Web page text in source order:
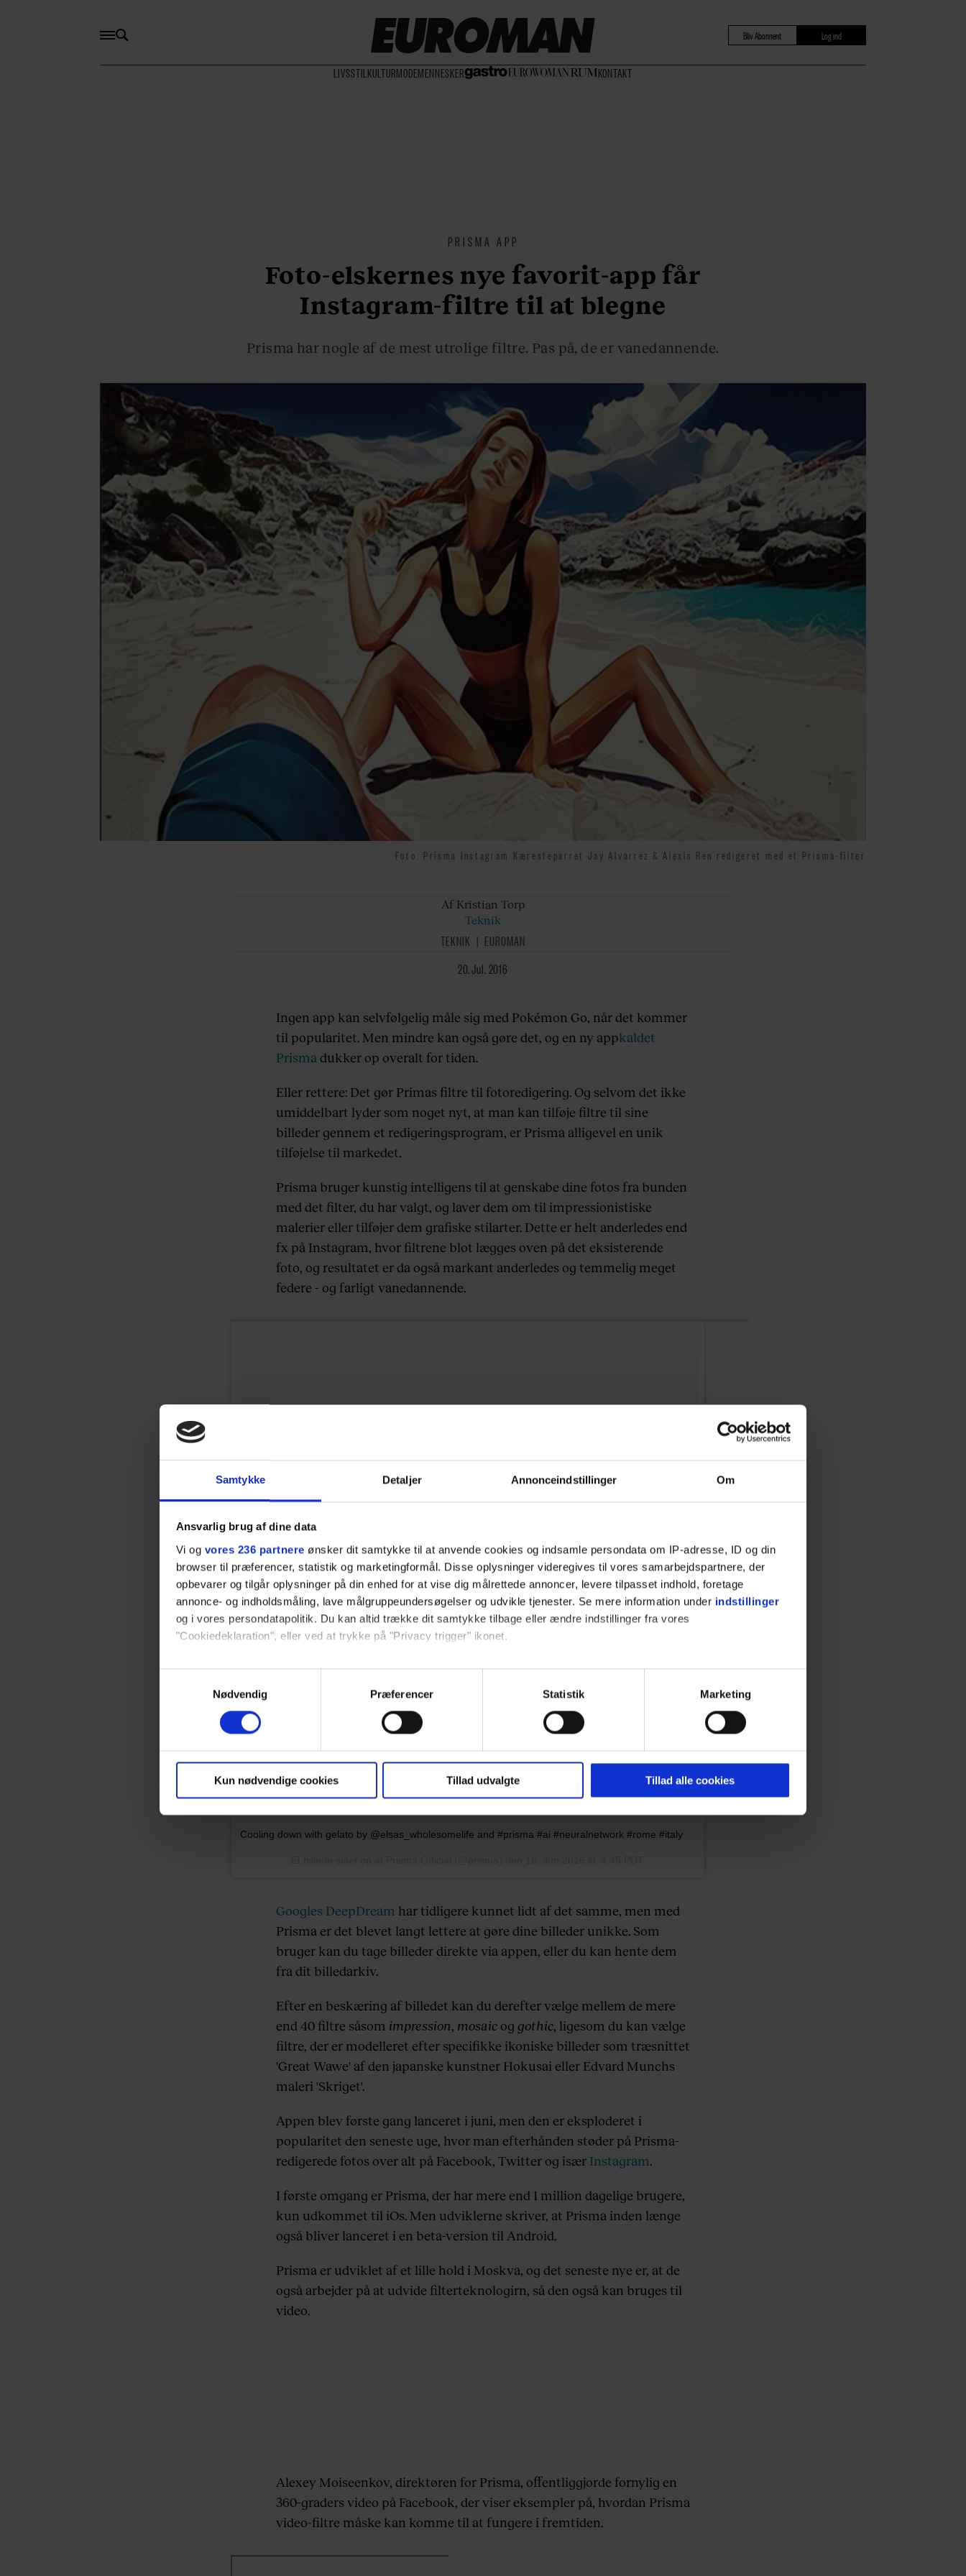
Samtykke Detaljer Annonceindstillinger Om
Ansvarlig brug af dine data
Vi og vores 236 partnere ønsker dit samtykke til at anvende cookies og indsamle persondata om IP-adresse, ID og din
browser til præferencer, statistik og marketingformål. Disse oplysninger videregives til vores samarbejdspartnere, der
opbevarer og tilgår oplysninger på din enhed for at vise dig målrettede annoncer, levere tilpasset indhold, foretage
annonce- og indholdsmåling, lave målgruppeundersøgelser og udvikle tjenester. Se mere information under indstillinger
og i vores persondatapolitik. Du kan altid trække dit samtykke tilbage eller ændre indstillinger fra vores
"Cookiedeklaration", eller ved at trykke på "Privacy trigger" ikonet.
Dine valg anvendes på hele websitet.
Vi ønsker dit samtykke til at indsamle og bruge data for at kunne levere og finansiere relevant journalistisk indhold til dig.
markedsføring, så vi kan optimere vores reklametiltag på sociale medier og til at vise dig funktioner i forbindelse med
Du kan til enhver tid trække dit samtykke tilbage via linket, du finder i vores cookiepolitik. Du kan læse mere om vores
Nødvendig
Præferencer Statistik Marketing
Kun nødvendige cookies Tillad udvalgte Tillad alle cookies
LIVSSTIL KULTURMODEMENNESKER KONTAKT
Bliv Abonnent Log ind
PRISMA APP
Foto-elskernes nye favorit-app får
Instagram-filtre til at blegne
Prisma har nogle af de mest utrolige filtre. Pas på, de er vanedannende.
Foto: Prisma Instagram Kæresteparret Jay Alvarrez & Alexis Ren redigeret med et Prisma-filter
Af Kristian Torp
Teknik
TEKNIK
EUROMAN
20. Jul. 2016
Ingen app kan selvfølgelig måle sig med Pokémon Go, når det kommer
til popularitet. Men mindre kan også gøre det, og en ny appkaldet
Prisma dukker op overalt for tiden.
Eller rettere: Det gør Primas filtre til fotoredigering. Og selvom det ikke
umiddelbart lyder som noget nyt, at man kan tilføje filtre til sine
billeder gennem et redigeringsprogram, er Prisma alligevel en unik
tilføjelse til markedet.
Prisma bruger kunstig intelligens til at genskabe dine fotos fra bunden
med det filter, du har valgt, og laver dem om til impressionistiske
malerier eller tilføjer dem grafiske stilarter. Dette er helt anderledes end
fx på Instagram, hvor filtrene blot lægges oven på det eksisterende
foto, og resultatet er da også markant anderledes og temmelig meget
federe - og farligt vanedannende.
Cooling down with gelato by @elsas_wholesomelife and #prisma #ai #neuralnetwork #rome #italy
Googles DeepDream har tidligere kunnet lidt af det samme, men med
Prisma er det blevet langt lettere at gøre dine billeder unikke. Som
bruger kan du tage billeder direkte via appen, eller du kan hente dem
fra dit billedarkiv.
Efter en beskæring af billedet kan du derefter vælge mellem de mere
end 40 filtre såsom impression, mosaic og gothic, ligesom du kan vælge
filtre, der er modelleret efter specifikke ikoniske billeder som træsnittet
'Great Wawe' af den japanske kunstner Hokusai eller Edvard Munchs
maleri 'Skriget'.
Appen blev første gang lanceret i juni, men den er eksploderet i
popularitet den seneste uge, hvor man efterhånden støder på Prisma-
redigerede fotos over alt på Facebook, Twitter og især Instagram.
I første omgang er Prisma, der har mere end 1 million dagelige brugere,
kun udkommet til iOs. Men udviklerne skriver, at Prisma inden længe
også bliver lanceret i en beta-version til Android.
Prisma er udviklet af et lille hold i Moskva, og det seneste nye er, at de
også arbejder på at udvide filterteknologirn, så den også kan bruges til
video.
Alexey Moiseenkov, direktøren for Prisma, offentliggjorde fornylig en
360-graders video på Facebook, der viser eksempler på, hvordan Prisma
video-filtre måske kan komme til at fungere i fremtiden.